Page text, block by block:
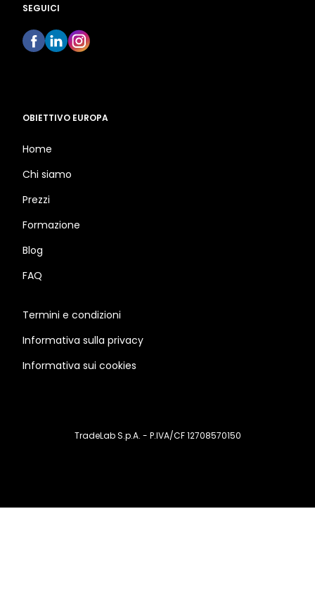
SEGUICI
OBIETTIVO EUROPA
Home
Chi siamo
Prezzi
Formazione
Blog
FAQ
Termini e condizioni
Informativa sulla privacy
Informativa sui cookies
TradeLab S.p.A. - P.IVA/CF 12708570150